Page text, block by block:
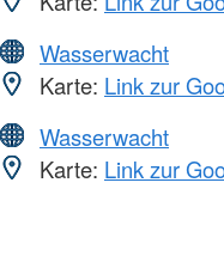
Wasserwacht
Karte: Link zur
Wasserwacht
Karte: Link zur